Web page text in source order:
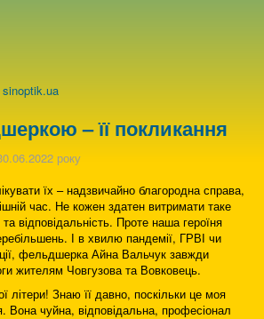
Про нас
Зворотній зв'язок
sinoptik.ua
– її покликання
року
їх – надзвичайно благородна справа,
час. Не кожен здатен витримати таке
відповідальність. Проте наша героїня
І в хвилю пандемії, ГРВІ чи
фельдшерка Айна Вальчук завжди
жителям Човгузова та Вовковець.
літери! Знаю її давно, поскільки це моя
Вона чуйна, відповідальна, професіонал